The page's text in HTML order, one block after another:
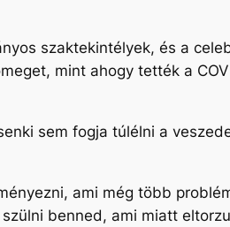
szaktekintélyek, és a
mint ahogy tették a
sem fogja túlélni a
ami még több
benned, ami miatt